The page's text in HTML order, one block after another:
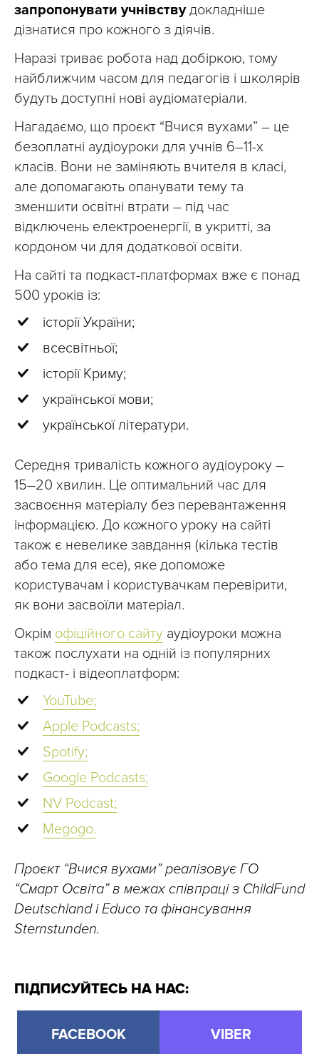
запропонувати учнівствудокладніше
дізнатися про кожного з діячів.
Наразі триває робота над добіркою, тому
найближчим часом для педагогів і школярів
будуть доступні нові аудіоматеріали.
Нагадаємо, що проєкт “Вчися вухами” – це
безоплатні аудіоуроки для учнів 6–11-х
класів. Вони не заміняють вчителя в класі,
але допомагають опанувати тему та
зменшити освітні втрати – під час
відключень електроенергії, в укритті, за
кордоном чи для додаткової освіти.
На сайті та подкаст-платформах вже є понад
500 уроків із:
історії України;
всесвітньої;
історії Криму;
української мови;
української літератури.
Середня тривалість кожного аудіоуроку –
15–20 хвилин. Це оптимальний час для
засвоєння матеріалу без перевантаження
інформацією. До кожного уроку на сайті
також є невелике завдання (кілька тестів
або тема для есе), яке допоможе
користувачам і користувачкам перевірити,
як вони засвоїли матеріал.
Окрім офіційного сайту аудіоуроки можна
також послухати на одній із популярних
подкаст- і відеоплатформ:
YouTube;
Apple Podcasts;
Spotify;
Google Podcasts;
NV Podcast;
Megogo.
Проєкт “Вчися вухами” реалізовує ГО
“Смарт Освіта” в межах співпраці з ChildFund
Deutschland і Educo та фінансування
Sternstunden.
ПІДПИСУЙТЕСЬ НА НАС:
FACEBOOK VIBER